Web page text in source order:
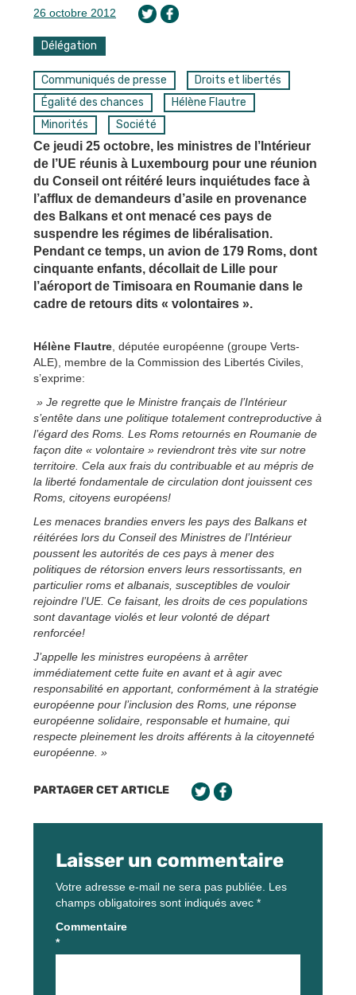
26 octobre 2012
Délégation
Communiqués de presse
Droits et libertés
Égalité des chances
Hélène Flautre
Minorités
Société
Ce jeudi 25 octobre, les ministres de l’Intérieur
de l’UE réunis à Luxembourg pour une réunion
du Conseil ont réitéré leurs inquiétudes face à
l’afflux de demandeurs d’asile en provenance
des Balkans et ont menacé ces pays de
suspendre les régimes de libéralisation.
Pendant ce temps, un avion de 179 Roms, dont
cinquante enfants, décollait de Lille pour
l’aéroport de Timisoara en Roumanie dans le
cadre de retours dits « volontaires ».
Hélène Flautre , députée européenne (groupe Verts-
ALE), membre de la Commission des Libertés Civiles,
s’exprime:
» Je regrette que le Ministre français de l’Intérieur
s’entête dans une politique totalement contreproductive à
l’égard des Roms. Les Roms retournés en Roumanie de
façon dite « volontaire » reviendront très vite sur notre
territoire. Cela aux frais du contribuable et au mépris de
la liberté fondamentale de circulation dont jouissent ces
Roms, citoyens européens!
Les menaces brandies envers les pays des Balkans et
réitérées lors du Conseil des Ministres de l’Intérieur
poussent les autorités de ces pays à mener des
politiques de rétorsion envers leurs ressortissants, en
particulier roms et albanais, susceptibles de vouloir
rejoindre l’UE. Ce faisant, les droits de ces populations
sont davantage violés et leur volonté de départ
renforcée!
J’appelle les ministres européens à arrêter
immédiatement cette fuite en avant et à agir avec
responsabilité en apportant, conformément à la stratégie
européenne pour l’inclusion des Roms, une réponse
européenne solidaire, responsable et humaine, qui
respecte pleinement les droits afférents à la citoyenneté
européenne. »
PARTAGER CET ARTICLE
Laisser un commentaire
Votre adresse e-mail ne sera pas publiée. Les
champs obligatoires sont indiqués avec *
Commentaire
*